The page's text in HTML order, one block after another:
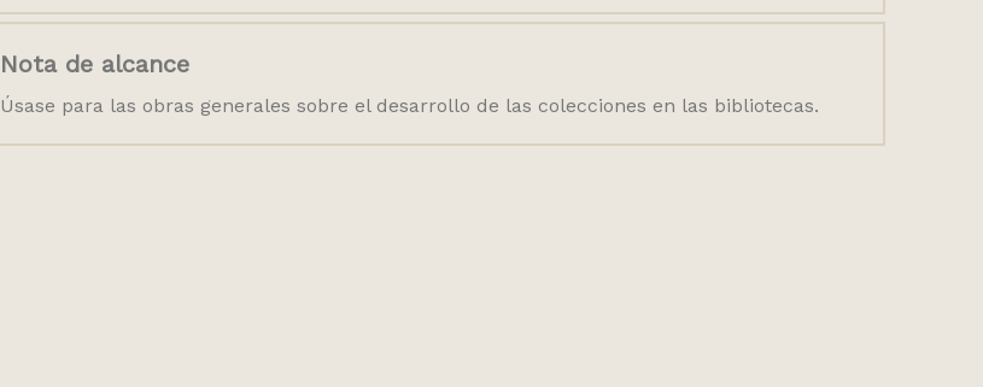
Nota de alcance
Úsase para las obras generales sobre el desarrollo de las colecciones en las bibliotecas.